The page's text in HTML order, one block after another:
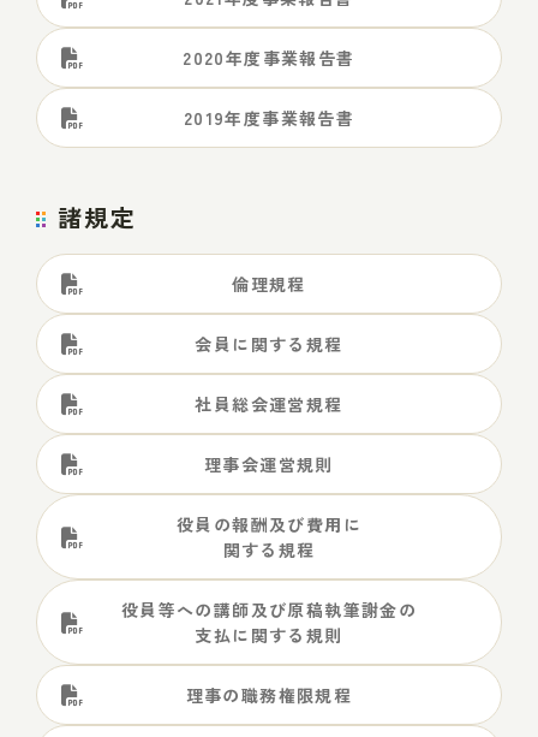
2020年度事業報告書
2019年度事業報告書
諸規定
倫理規程
会員に関する規程
社員総会運営規程
理事会運営規則
役員の報酬及び費用に
関する規程
役員等への講師及び原稿執筆謝金の
支払に関する規則
理事の職務権限規程